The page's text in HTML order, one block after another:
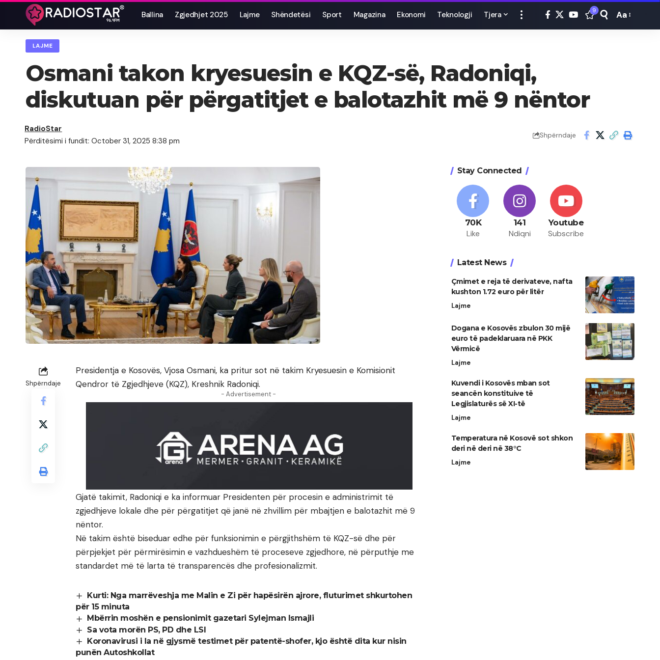
Ballina Zgjedhjet 2025 Lajme Shëndetësi Sport Magazina Ekonomi Teknologji Tjera 9
Font
Aa
LAJME
Osmani takon kryesuesin e KQZ-së, Radoniqi,
diskutuan për përgatitjet e balotazhit më 9 nëntor
Përditësimi i fundit: October 31, 2025 8:38 pm
RadioStar
Shpërndaje
Shpërndaje
Presidentja e Kosovës, Vjosa Osmani, ka pritur sot në takim Kryesuesin e Komisionit
Qendror të Zgjedhjeve (KQZ), Kreshnik Radoniqi.
- Advertisement -
Gjatë takimit, Radoniqi e ka informuar Presidenten për procesin e administrimit të
zgjedhjeve lokale dhe për përgatitjet që janë në zhvillim për mbajtjen e balotazhit më 9
nëntor.
Në takim është biseduar edhe për funksionimin e përgjithshëm të KQZ-së dhe për
përpjekjet për përmirësimin e vazhdueshëm të proceseve zgjedhore, në përputhje me
standardet më të larta të transparencës dhe profesionalizmit.
Kurti: Nga marrëveshja me Malin e Zi për hapësirën ajrore, fluturimet shkurtohen
për 15 minuta
Mbërrin moshën e pensionimit gazetari Sylejman Ismajli
Sa vota morën PS, PD dhe LSI
Koronavirusi i la në gjysmë testimet për patentë-shofer, kjo është dita kur nisin
punën Autoshkollat
Stay Connected
70K
Like
141
Ndiqni
Youtube
Subscribe
Latest News
Çmimet e reja të derivateve, nafta
kushton 1.72 euro për litër
Lajme
Dogana e Kosovës zbulon 30 mijë
euro të padeklaruara në PKK
Vërmicë
Lajme
Kuvendi i Kosovës mban sot
seancën konstituive të
Legjislaturës së XI-të
Lajme
Temperatura në Kosovë sot shkon
deri në deri në 38°C
Lajme